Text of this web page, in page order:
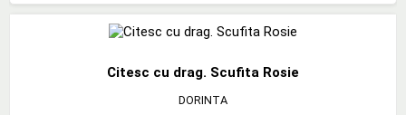
Citesc cu drag. Scufita Rosie
DORINTA